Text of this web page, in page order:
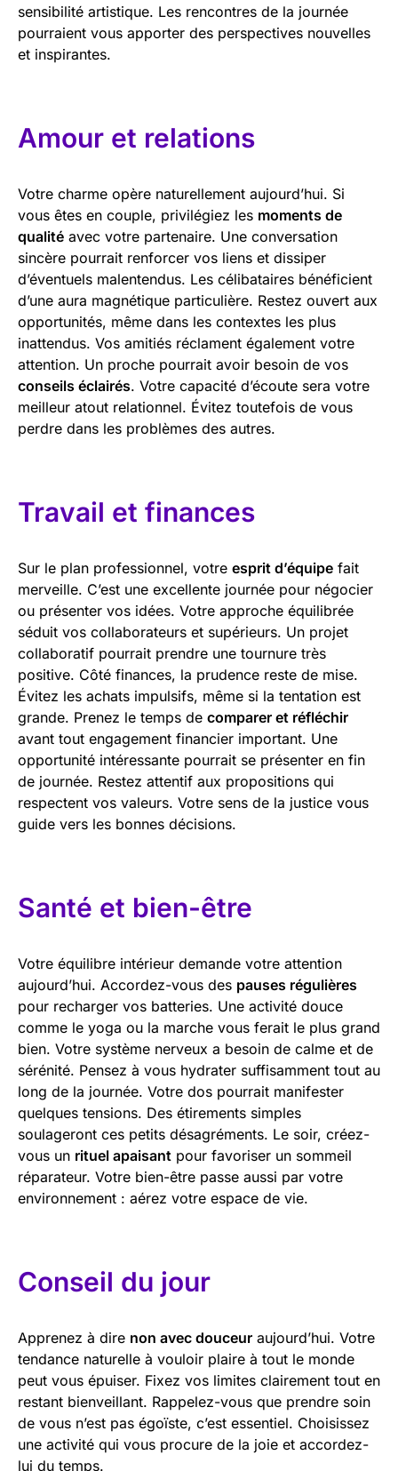
sensibilité artistique. Les rencontres de la journée
pourraient vous apporter des perspectives nouvelles
et inspirantes.
Amour et relations
Votre charme opère naturellement aujourd’hui. Si
vous êtes en couple, privilégiez les moments de
qualité avec votre partenaire. Une conversation
sincère pourrait renforcer vos liens et dissiper
d’éventuels malentendus. Les célibataires bénéficient
d’une aura magnétique particulière. Restez ouvert aux
opportunités, même dans les contextes les plus
inattendus. Vos amitiés réclament également votre
attention. Un proche pourrait avoir besoin de vos
conseils éclairés. Votre capacité d’écoute sera votre
meilleur atout relationnel. Évitez toutefois de vous
perdre dans les problèmes des autres.
Travail et finances
Sur le plan professionnel, votre esprit d’équipe fait
merveille. C’est une excellente journée pour négocier
ou présenter vos idées. Votre approche équilibrée
séduit vos collaborateurs et supérieurs. Un projet
collaboratif pourrait prendre une tournure très
positive. Côté finances, la prudence reste de mise.
Évitez les achats impulsifs, même si la tentation est
grande. Prenez le temps de comparer et réfléchir
avant tout engagement financier important. Une
opportunité intéressante pourrait se présenter en fin
de journée. Restez attentif aux propositions qui
respectent vos valeurs. Votre sens de la justice vous
guide vers les bonnes décisions.
Santé et bien-être
Votre équilibre intérieur demande votre attention
aujourd’hui. Accordez-vous des pauses régulières
pour recharger vos batteries. Une activité douce
comme le yoga ou la marche vous ferait le plus grand
bien. Votre système nerveux a besoin de calme et de
sérénité. Pensez à vous hydrater suffisamment tout au
long de la journée. Votre dos pourrait manifester
quelques tensions. Des étirements simples
soulageront ces petits désagréments. Le soir, créez-
vous un rituel apaisant pour favoriser un sommeil
réparateur. Votre bien-être passe aussi par votre
environnement : aérez votre espace de vie.
Conseil du jour
Apprenez à dire non avec douceur aujourd’hui. Votre
tendance naturelle à vouloir plaire à tout le monde
peut vous épuiser. Fixez vos limites clairement tout en
restant bienveillant. Rappelez-vous que prendre soin
de vous n’est pas égoïste, c’est essentiel. Choisissez
une activité qui vous procure de la joie et accordez-
lui du temps.